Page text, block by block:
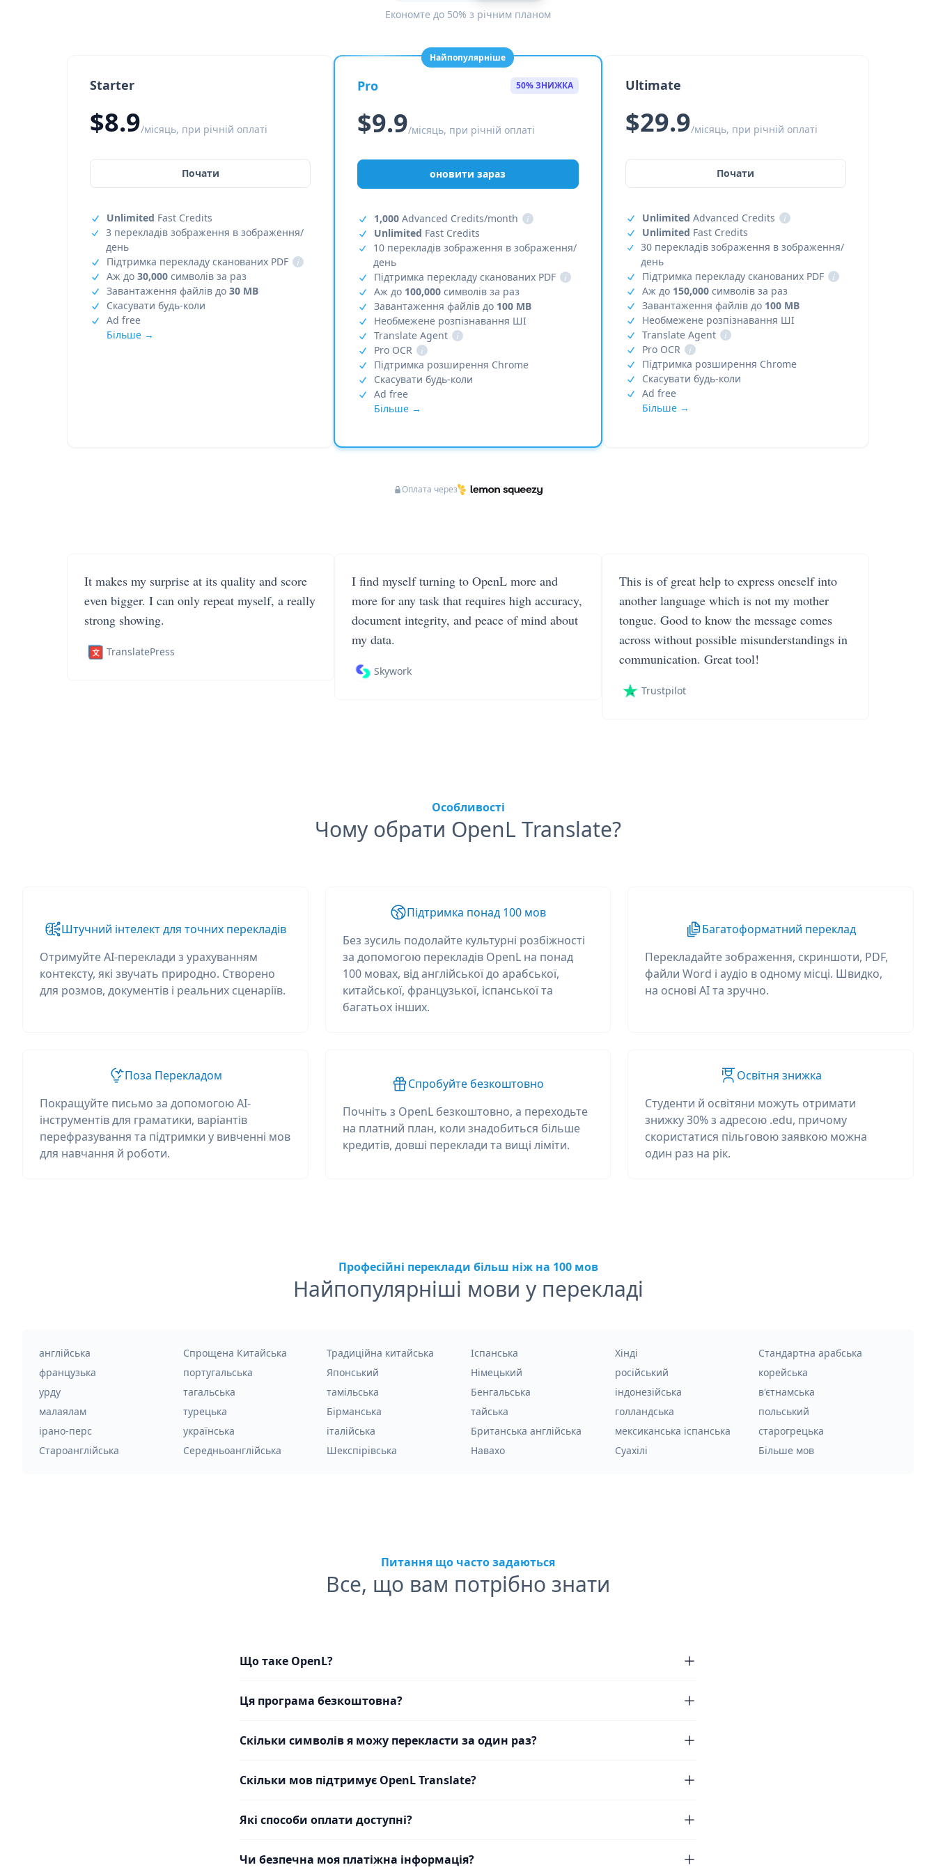
Економте до 50% з річним планом
Starter
$8.9/місяць, при річній оплаті
Почати
Unlimited Fast Credits
3 перекладів зображення в зображення/
день
Підтримка перекладу сканованих PDF
i
Аж до 30,000 символів за раз
Завантаження файлів до 30 MB
Скасувати будь-коли
Ad free
Більше →
Найпопулярніше
Pro 50% ЗНИЖКА
$9.9/місяць, при річній оплаті
оновити зараз
1,000 Advanced Credits/month
i
Unlimited Fast Credits
10 перекладів зображення в зображення/
день
Підтримка перекладу сканованих PDF
i
Аж до 100,000 символів за раз
Завантаження файлів до 100 MB
Необмежене розпізнавання ШІ
Translate Agent
i
Pro OCR
i
Підтримка розширення Chrome
Скасувати будь-коли
Ad free
Більше →
Ultimate
$29.9/місяць, при річній оплаті
Почати
Unlimited Advanced Credits
i
Unlimited Fast Credits
30 перекладів зображення в зображення/
день
Підтримка перекладу сканованих PDF
i
Аж до 150,000символів за раз
Завантаження файлів до 100 MB
Необмежене розпізнавання ШІ
Translate Agent
i
Pro OCR
i
Підтримка розширення Chrome
Скасувати будь-коли
Ad free
Більше →
Оплата через
It makes my surprise at its quality and score
even bigger. I can only repeat myself, a really
strong showing.
TranslatePress
I find myself turning to OpenL more and
more for any task that requires high accuracy,
document integrity, and peace of mind about
my data.
Skywork
This is of great help to express oneself into
another language which is not my mother
tongue. Good to know the message comes
across without possible misunderstandings in
communication. Great tool!
Trustpilot
Особливості
Чому обрати OpenL Translate?
Штучний інтелект для точних перекладів
Отримуйте AI-переклади з урахуванням
контексту, які звучать природно. Створено
для розмов, документів і реальних сценаріїв.
Підтримка понад 100 мов
Без зусиль подолайте культурні розбіжності
за допомогою перекладів OpenL на понад
100 мовах, від англійської до арабської,
китайської, французької, іспанської та
багатьох інших.
Багатоформатний переклад
Перекладайте зображення, скриншоти, PDF,
файли Word і аудіо в одному місці. Швидко,
на основі AI та зручно.
Поза Перекладом
Покращуйте письмо за допомогою AI-
інструментів для граматики, варіантів
перефразування та підтримки у вивченні мов
для навчання й роботи.
Спробуйте безкоштовно
Почніть з OpenL безкоштовно, а переходьте
на платний план, коли знадобиться більше
кредитів, довші переклади та вищі ліміти.
Освітня знижка
Студенти й освітяни можуть отримати
знижку 30% з адресою .edu, причому
скористатися пільговою заявкою можна
один раз на рік.
Професійні переклади більш ніж на 100 мов
Найпопулярніші мови у перекладі
англійська Спрощена Китайська Традиційна китайська Іспанська Хінді
Стандартна арабська
французька
португальська Японський Німецький російський
корейська
урду
тагальська тамільська Бенгальська індонезійська
в'єтнамська
малаялам
турецька Бірманська тайська голландська
польський
ірано-перс
українська італійська Британська англійська мексиканська іспанська
старогрецька
Староанглійська
Середньоанглійська Шекспірівська Навахо Суахілі Більше мов
Питання що часто задаються
Все, що вам потрібно знати
Що таке OpenL?
Ця програма безкоштовна?
Скільки символів я можу перекласти за один раз?
Скільки мов підтримує OpenL Translate?
Які способи оплати доступні?
Чи безпечна моя платіжна інформація?